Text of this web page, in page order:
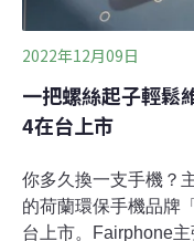
2022年12月09日
一把螺絲起子輕鬆
4在台上市
你多久換一支手機？
的荷蘭環保手機品牌
台上市。Fairphone